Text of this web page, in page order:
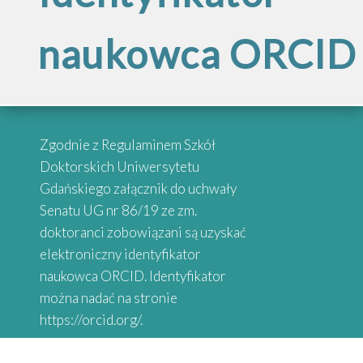
szkół doktorskich
Przypominamy, że po reorganizacji
Szkół Doktorskich UG obsługą
administracyjną zajmują się
wybrane osoby przy danych
Wydziałach
naukowca ORCID
Zgodnie z Regulaminem Szkół
Doktorskich Uniwersytetu
Gdańskiego załącznik do uchwały
Senatu UG nr 86/19 ze zm.
doktoranci zobowiązani są uzyskać
elektroniczny identyfikator
naukowca ORCID. Identyfikator
można nadać na stronie
https://orcid.org/.
Szkół
Doktorskich
Uniwersytetu
Gdańskiego”
historie
absolwentów
zapoznania się z historiami osób,
które uzyskały stopień doktora.
Absolwenci studiów doktoranckich
SEA-EU DOC opowiadają o swoich